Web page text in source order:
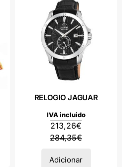
RELOGIO JAGUAR
284,35€
213,26€
IVA incluido
Adicionar